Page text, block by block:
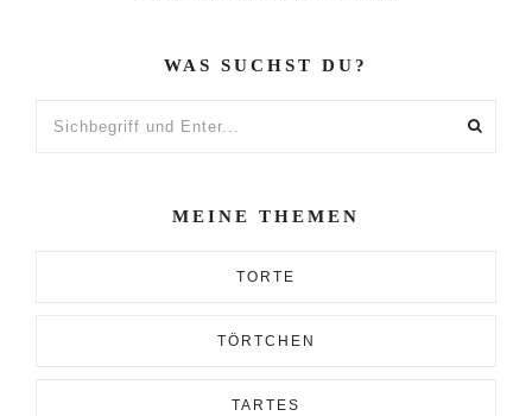
WAS SUCHST DU?
MEINE THEMEN
TORTE
TÖRTCHEN
TARTES